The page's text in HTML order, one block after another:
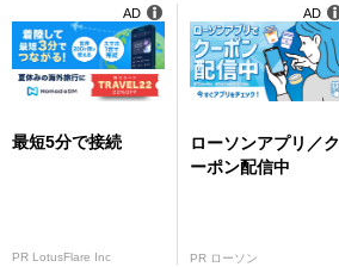
最短5分で接続
PR LotusFlare Inc
AD
ローソンアプリ／ク
ーポン配信中
PR ローソン
AD